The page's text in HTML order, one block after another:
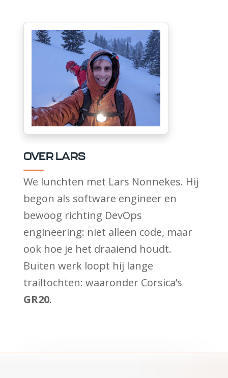
OVER LARS
We lunchten met Lars Nonnekes. Hij
begon als software engineer en
bewoog richting DevOps
engineering: niet alleen code, maar
ook hoe je het draaiend houdt.
Buiten werk loopt hij lange
trailtochten: waaronder Corsica’s
GR20.